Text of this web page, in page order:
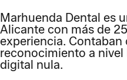
Marhuenda Dental es
Alicante con más de
experiencia. Contaban
reconocimiento a
digital nula.